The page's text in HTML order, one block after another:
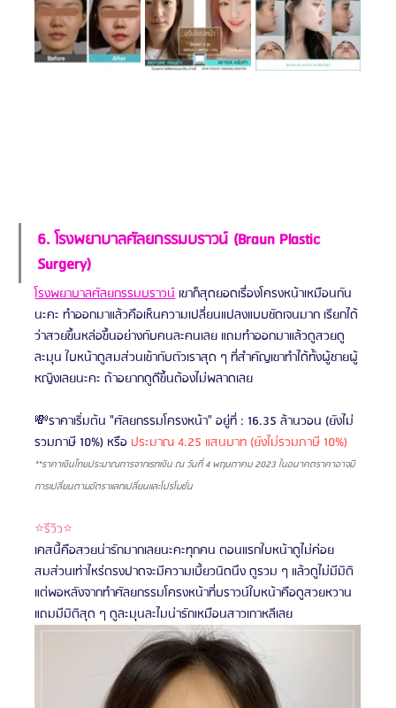
6. โรงพยาบาลศัลยกรรมบราวน์ (Braun Plastic
Surgery)
โรงพยาบาลศัลยกรรมบราวน์เขาก็สุดยอดเรื่องโครงหน้าเหมือนกัน
นะคะ ทำออกมาแล้วคือเห็นความเปลี่ยนแปลงแบบชัดเจนมาก เรียกได้
ว่าสวยขึ้นหล่อขึ้นอย่างกับคนละคนเลย แถมทำออกมาแล้วดูสวยดู
ละมุน ใบหน้าดูสมส่วนเข้ากับตัวเราสุด ๆ ที่สำคัญเขาทำได้ทั้งผู้ชายผู้
หญิงเลยนะคะ ถ้าอยากดูดีขึ้นต้องไม่พลาดเลย
💸ราคาเริ่มต้น "ศัลยกรรมโครงหน้า" อยู่ที่ : 16.35 ล้านวอน (ยังไม่
รวมภาษี 10%) หรือ ประมาณ 4.25 แสนบาท (ยังไม่รวมภาษี 10%)
**ราคาเงินไทยประมาณการจากเรทเงิน ณ วันที่ 4 พฤษภาคม 2023 ในอนาคตราคาอาจมี
การเปลี่ยนตามอัตราแลกเปลี่ยนและโปรโมชั่น
⭐รีวิว⭐
เคสนี้คือสวยน่ารักมากเลยนะคะทุกคน ตอนแรกใบหน้าดูไม่ค่อย
สมส่วนเท่าไหร่ตรงปาดจะมีความเบี้ยวนิดนึง ดูรวม ๆ แล้วดูไม่มีมิติ
แต่พอหลังจากทำศัลยกรรมโครงหน้าที่บราวน์ใบหน้าคือดูสวยหวาน
แถมมีมิติสุด ๆ ดูละมุนละไมน่ารักเหมือนสาวเกาหลีเลย